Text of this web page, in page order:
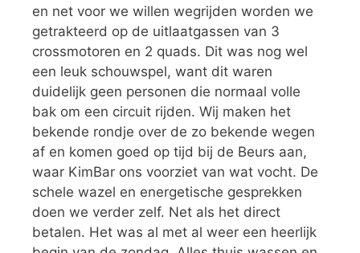
en net voor we willen wegrijden worden we
getrakteerd op de uitlaatgassen van 3
crossmotoren en 2 quads. Dit was nog wel
een leuk schouwspel, want dit waren
duidelijk geen personen die normaal volle
bak om een circuit rijden. Wij maken het
bekende rondje over de zo bekende wegen
af en komen goed op tijd bij de Beurs aan,
waar KimBar ons voorziet van wat vocht. De
schele wazel en energetische gesprekken
doen we verder zelf. Net als het direct
betalen. Het was al met al weer een heerlijk